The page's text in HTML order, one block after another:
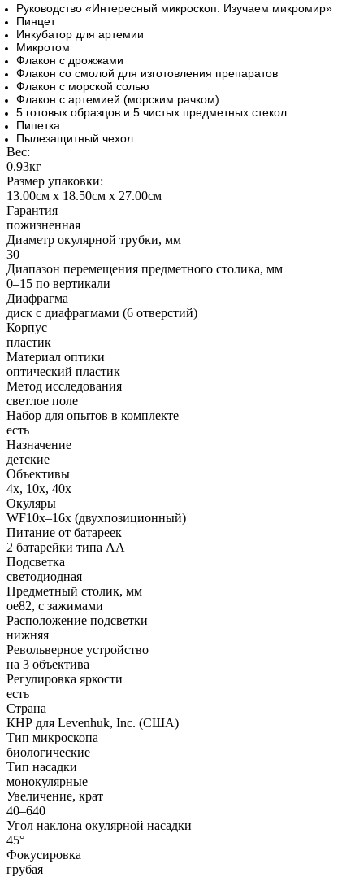
Руководство «Интересный микроскоп. Изучаем микромир»
Пинцет
Инкубатор для артемии
Микротом
Флакон с дрожжами
Флакон со смолой для изготовления препаратов
Флакон с морской солью
Флакон с артемией (морским рачком)
5 готовых образцов и 5 чистых предметных стекол
Пипетка
Пылезащитный чехол
Вес:
0.93кг
Размер упаковки:
13.00см x 18.50см x 27.00см
Гарантия
пожизненная
Диаметр окулярной трубки, мм
30
Диапазон перемещения предметного столика, мм
0–15 по вертикали
Диафрагма
диск с диафрагмами (6 отверстий)
Корпус
пластик
Материал оптики
оптический пластик
Метод исследования
светлое поле
Набор для опытов в комплекте
есть
Назначение
детские
Объективы
4x, 10x, 40x
Окуляры
WF10x–16x (двухпозиционный)
Питание от батареек
2 батарейки типа АА
Подсветка
светодиодная
Предметный столик, мм
oe82, с зажимами
Расположение подсветки
нижняя
Револьверное устройство
на 3 объектива
Регулировка яркости
есть
Страна
КНР для Levenhuk, Inc. (США)
Тип микроскопа
биологические
Тип насадки
монокулярные
Увеличение, крат
40–640
Угол наклона окулярной насадки
45°
Фокусировка
грубая